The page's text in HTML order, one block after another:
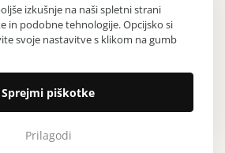
Sodček. Vse pravice pridržane.
d.o.o.
izkušnje na naši spletni strani
in podobne tehnologije. Opcijsko si
svoje nastavitve s klikom na gumb
Sprejmi piškotke
Prilagodi